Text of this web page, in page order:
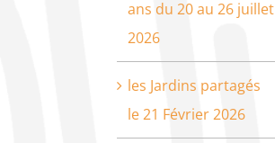
ans du 20 au 26 juillet
2026
les Jardins partagés
le 21 Février 2026